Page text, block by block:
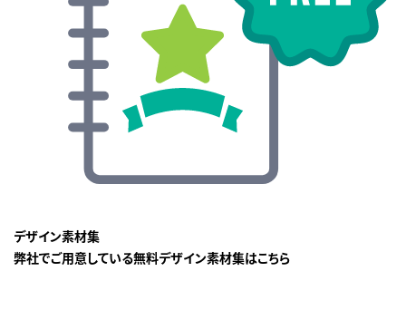
デザイン素材集
弊社でご用意している無料デザイン素材集はこちら